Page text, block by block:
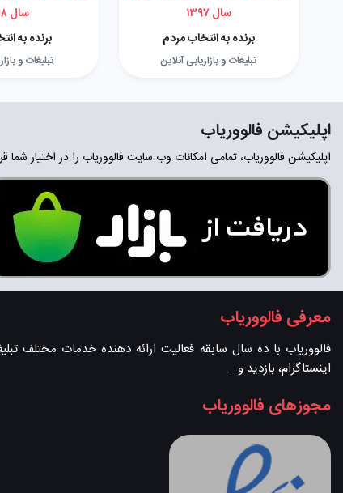
سال ۱۳۹۷
برنده به انتخاب مردم
تبلیغات و بازاریابی آنلاین
سال ۱۳۹۸
برنده به
تبلیغات و
اپلیکیشن فالووریاب
اپلیکیشن فالووریاب، تمامی امکانات وب سایت فالووریاب را در اختیار شما
معرفی فالووریاب
فالووریاب با ده سال سابقه فعالیت ارائه دهنده خدمات مختلف
اینستاگرام، بازدید و...
مجوزهای فالووریاب